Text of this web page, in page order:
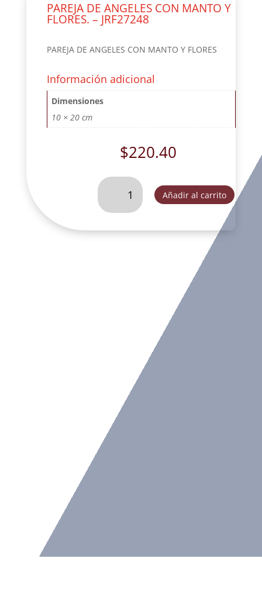
PAREJA DE ANGELES CON MANTO Y
FLORES. – JRF27248
PAREJA DE ANGELES CON MANTO Y FLORES
Información adicional
Dimensiones
10 × 20 cm
$220.40
PAREJA
ANGELES
MANTO
Añadir al carrito